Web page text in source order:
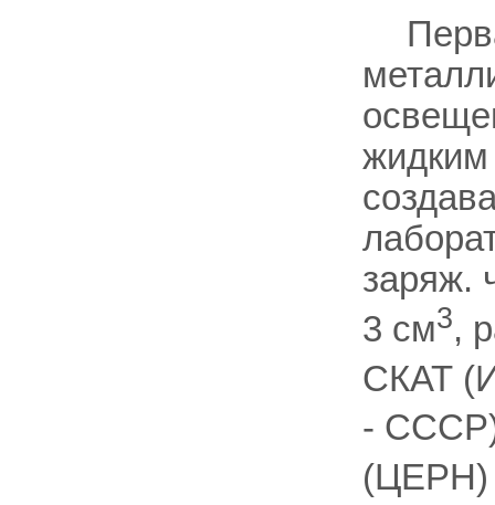
заряж.
3 см3,
СКАТ
-
(ЦЕРН)